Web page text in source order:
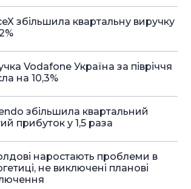
збільшила квартальну виручку
Vodafone Україна за півріччя
на 10,3%
збільшила квартальний
прибуток у 1,5 раза
наростають проблеми в
не виключені планові